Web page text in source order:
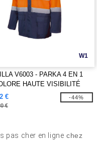
W1
V6003 - PARKA 4 EN 1
HAUTE VISIBILITÉ
€
€
-44%
pas cher en ligne chez